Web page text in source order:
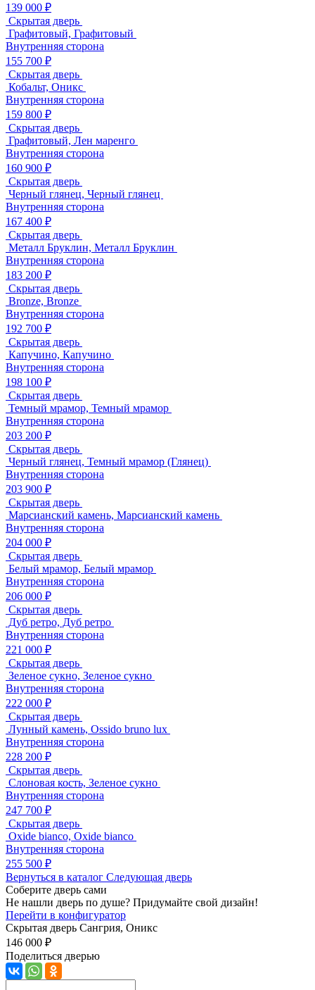
139 000 ₽
Скрытая дверь
Графитовый, Графитовый
Внутренняя сторона
155 700 ₽
Скрытая дверь
Кобальт, Оникс
Внутренняя сторона
159 800 ₽
Скрытая дверь
Графитовый, Лен маренго
Внутренняя сторона
160 900 ₽
Скрытая дверь
Черный глянец, Черный глянец
Внутренняя сторона
167 400 ₽
Скрытая дверь
Металл Бруклин, Металл Бруклин
Внутренняя сторона
183 200 ₽
Скрытая дверь
Bronze, Bronze
Внутренняя сторона
192 700 ₽
Скрытая дверь
Капучино, Капучино
Внутренняя сторона
198 100 ₽
Скрытая дверь
Темный мрамор, Темный мрамор
Внутренняя сторона
203 200 ₽
Скрытая дверь
Черный глянец, Темный мрамор (Глянец)
Внутренняя сторона
203 900 ₽
Скрытая дверь
Марсианский камень, Марсианский камень
Внутренняя сторона
204 000 ₽
Скрытая дверь
Белый мрамор, Белый мрамор
Внутренняя сторона
206 000 ₽
Скрытая дверь
Дуб ретро, Дуб ретро
Внутренняя сторона
221 000 ₽
Скрытая дверь
Зеленое сукно, Зеленое сукно
Внутренняя сторона
222 000 ₽
Скрытая дверь
Лунный камень, Ossido bruno lux
Внутренняя сторона
228 200 ₽
Скрытая дверь
Слоновая кость, Зеленое сукно
Внутренняя сторона
247 700 ₽
Скрытая дверь
Oxide bianco, Oxide bianco
Внутренняя сторона
255 500 ₽
Вернуться в каталог Следующая дверь
Соберите дверь сами
Не нашли дверь по душе? Придумайте свой дизайн!
Перейти в конфигуратор
Скрытая дверь Сангрия, Оникс
146 000 ₽
Поделиться дверью